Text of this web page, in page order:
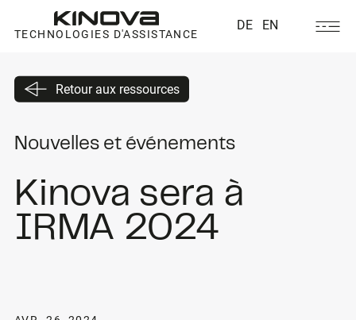
TECHNOLOGIES D'ASSISTANCE
DE EN
Retour aux ressources
Nouvelles et événements
Kinova sera à
IRMA 2024